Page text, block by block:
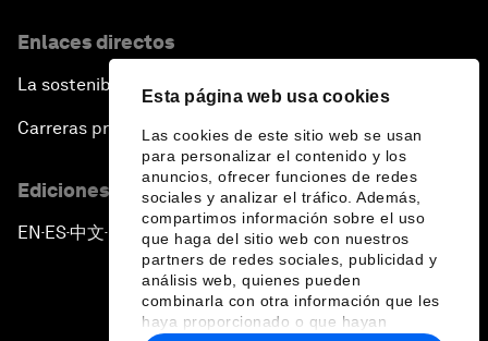
Esta página web usa cookies
Las cookies de este sitio web se usan
para personalizar el contenido y los
anuncios, ofrecer funciones de redes
sociales y analizar el tráfico. Además,
compartimos información sobre el uso
que haga del sitio web con nuestros
partners de redes sociales, publicidad y
análisis web, quienes pueden
combinarla con otra información que les
haya proporcionado o que hayan
Enlaces directos
La sostenibilidad en el Foro
Carreras profesionales
Ediciones en otros idiomas
EN ▪ES▪中文▪ 日本語